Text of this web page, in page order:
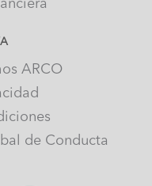
ARCO
de Conducta